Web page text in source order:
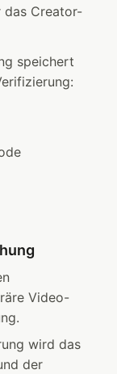
das Creator-
speichert
Video-
wird das
der